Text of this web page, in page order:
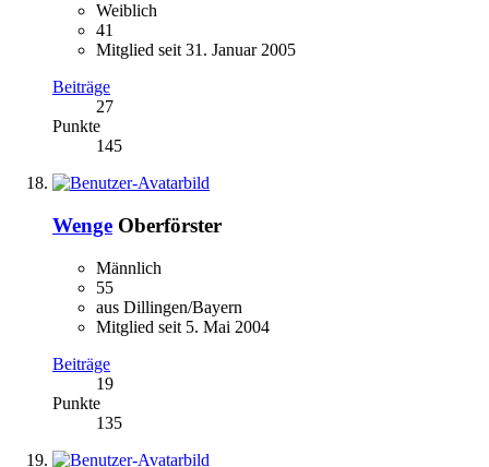
Weiblich
41
Mitglied seit 31. Januar 2005
Beiträge
27
Punkte
145
Wenge Oberförster
Männlich
55
aus Dillingen/Bayern
Mitglied seit 5. Mai 2004
Beiträge
19
Punkte
135